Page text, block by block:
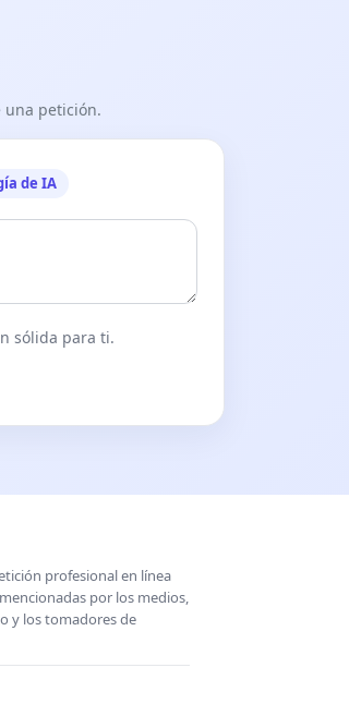
una petición.
de IA
sólida para ti.
profesional en línea
por los medios,
y los tomadores de